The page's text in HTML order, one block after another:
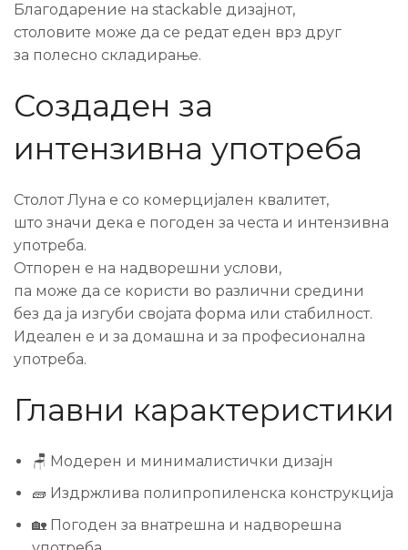
Благодарение на stackable дизајнот,
столовите може да се редат еден врз друг
за полесно складирање.
Создаден за
интензивна употреба
Столот Луна е со комерцијален квалитет,
што значи дека е погоден за честа и интензивна
употреба.
Отпорен е на надворешни услови,
па може да се користи во различни средини
без да ја изгуби својата форма или стабилност.
Идеален е и за домашна и за професионална
употреба.
Главни карактеристики
🪑 Модерен и минималистички дизајн
🧱 Издржлива полипропиленска конструкција
🏡 Погоден за внатрешна и надворешна